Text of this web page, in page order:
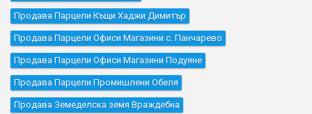
Продава Парцели Къщи Хаджи Димитър
Продава Парцели Офиси Магазини с. Панчарево
Продава Парцели Офиси Магазини Подуяне
Продава Парцели Промишлени Обеля
Продава Земеделска земя Враждебна